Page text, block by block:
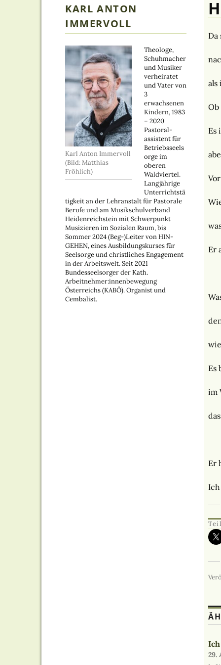
Da
als
Es
Er
Es
im
Er
29.
KARL ANTON
IMMERVOLL
Karl Anton Immervoll
(Bild: Matthias
Fröhlich)
Theologe,
Schuhmacher
und Musiker
verheiratet
und Vater von
3
erwachsenen
Kindern, 1983
– 2020
Pastoral-
assistent für
Betriebsseels
orge im
oberen
Waldviertel.
Langjährige
Unterrichtstä
tigkeit an der Lehranstalt für Pastorale
Berufe und am Musikschulverband
Heidenreichstein mit Schwerpunkt
Musizieren im Sozialen Raum, bis
Sommer 2024 (Beg-)Leiter von HIN-
GEHEN, eines Ausbildungskurses für
Seelsorge und christliches Engagement
in der Arbeitswelt. Seit 2021
Bundesseelsorger der Kath.
Arbeitnehmer:innenbewegung
Österreichs (KABÖ). Organist und
Cembalist.